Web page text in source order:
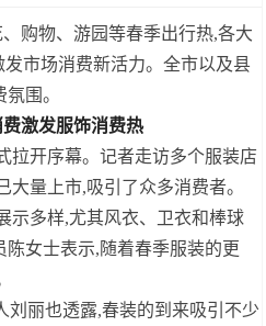
购物、游园等春季出行热,各大
市场消费新活力。全市以及县
围。
费激发服饰消费热
拉开序幕。记者走访多个服装店
量上市,吸引了众多消费者。
示多样,尤其风衣、卫衣和棒球
女士表示,随着春季服装的更
刘丽也透露,春装的到来吸引不少